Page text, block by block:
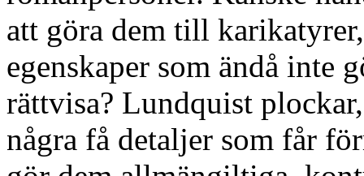
att göra dem till
egenskaper som ändå inte
rättvisa? Lundquist
några få detaljer som får